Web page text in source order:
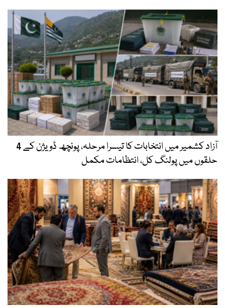
آزاد کشمیر میں انتخابات کا تیسرا مرحلہ، پونچھ ڈویژن کے 4
حلقوں میں پولنگ کل، انتظامات مکمل